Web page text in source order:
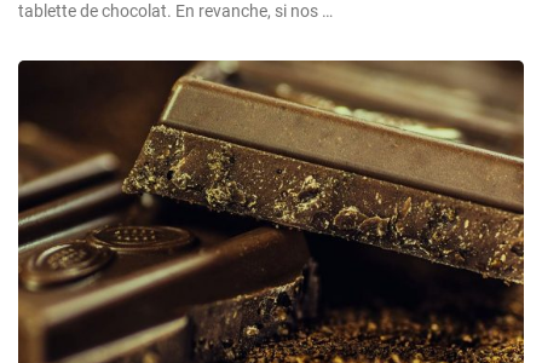
tablette de chocolat. En revanche, si nos …